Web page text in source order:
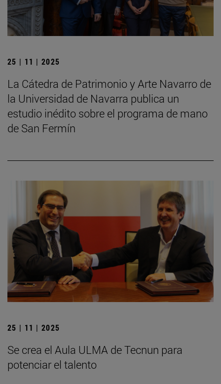
25 | 11 | 2025
La Cátedra de Patrimonio y Arte Navarro de
la Universidad de Navarra publica un
estudio inédito sobre el programa de mano
de San Fermín
25 | 11 | 2025
Se crea el Aula ULMA de Tecnun para
potenciar el talento